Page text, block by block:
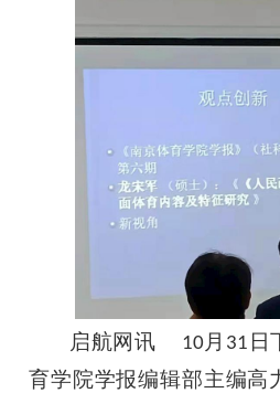
启航网讯 10 月 31 日
育学院学报编辑部主编高